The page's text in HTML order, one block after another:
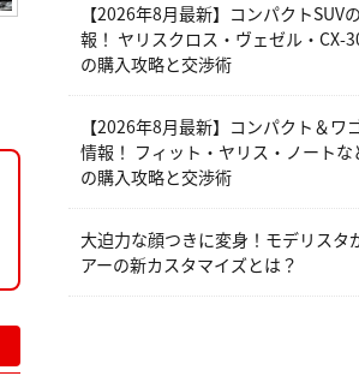
【2026年8月最新】コンパクトSUV
報！ ヤリスクロス・ヴェゼル・CX-
の購入攻略と交渉術
【2026年8月最新】コンパクト＆ワ
情報！ フィット・ヤリス・ノート
の購入攻略と交渉術
大迫力な顔つきに変身！モデリスタ
アーの新カスタマイズとは？